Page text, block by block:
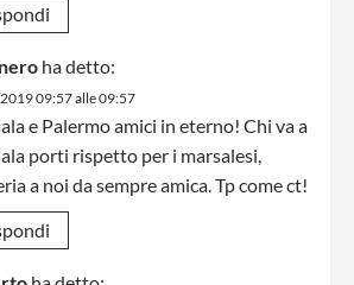
ha detto:
09:57 alle 09:57
e Palermo amici in eterno! Chi va a
porti rispetto per i marsalesi,
a noi da sempre amica. Tp come ct!